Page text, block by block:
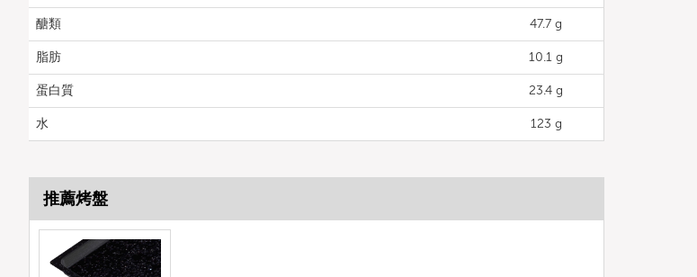
醣類 47.7 g
脂肪 10.1 g
蛋白質 23.4 g
水 123 g
推薦烤盤